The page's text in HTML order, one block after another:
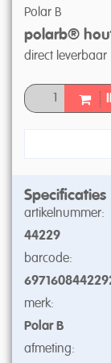
Polar B
polarb®
direct leverbaar
Specificaties
artikelnummer:
44229
barcode:
merk:
Polar B
afmeting: